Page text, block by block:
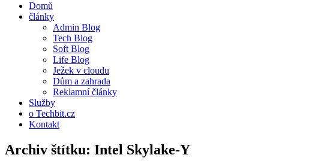
Domů
články
Admin Blog
Tech Blog
Soft Blog
Life Blog
Ježek v cloudu
Dům a zahrada
Reklamní články
Služby
o Techbit.cz
Kontakt
Archiv štítku: Intel Skylake-Y